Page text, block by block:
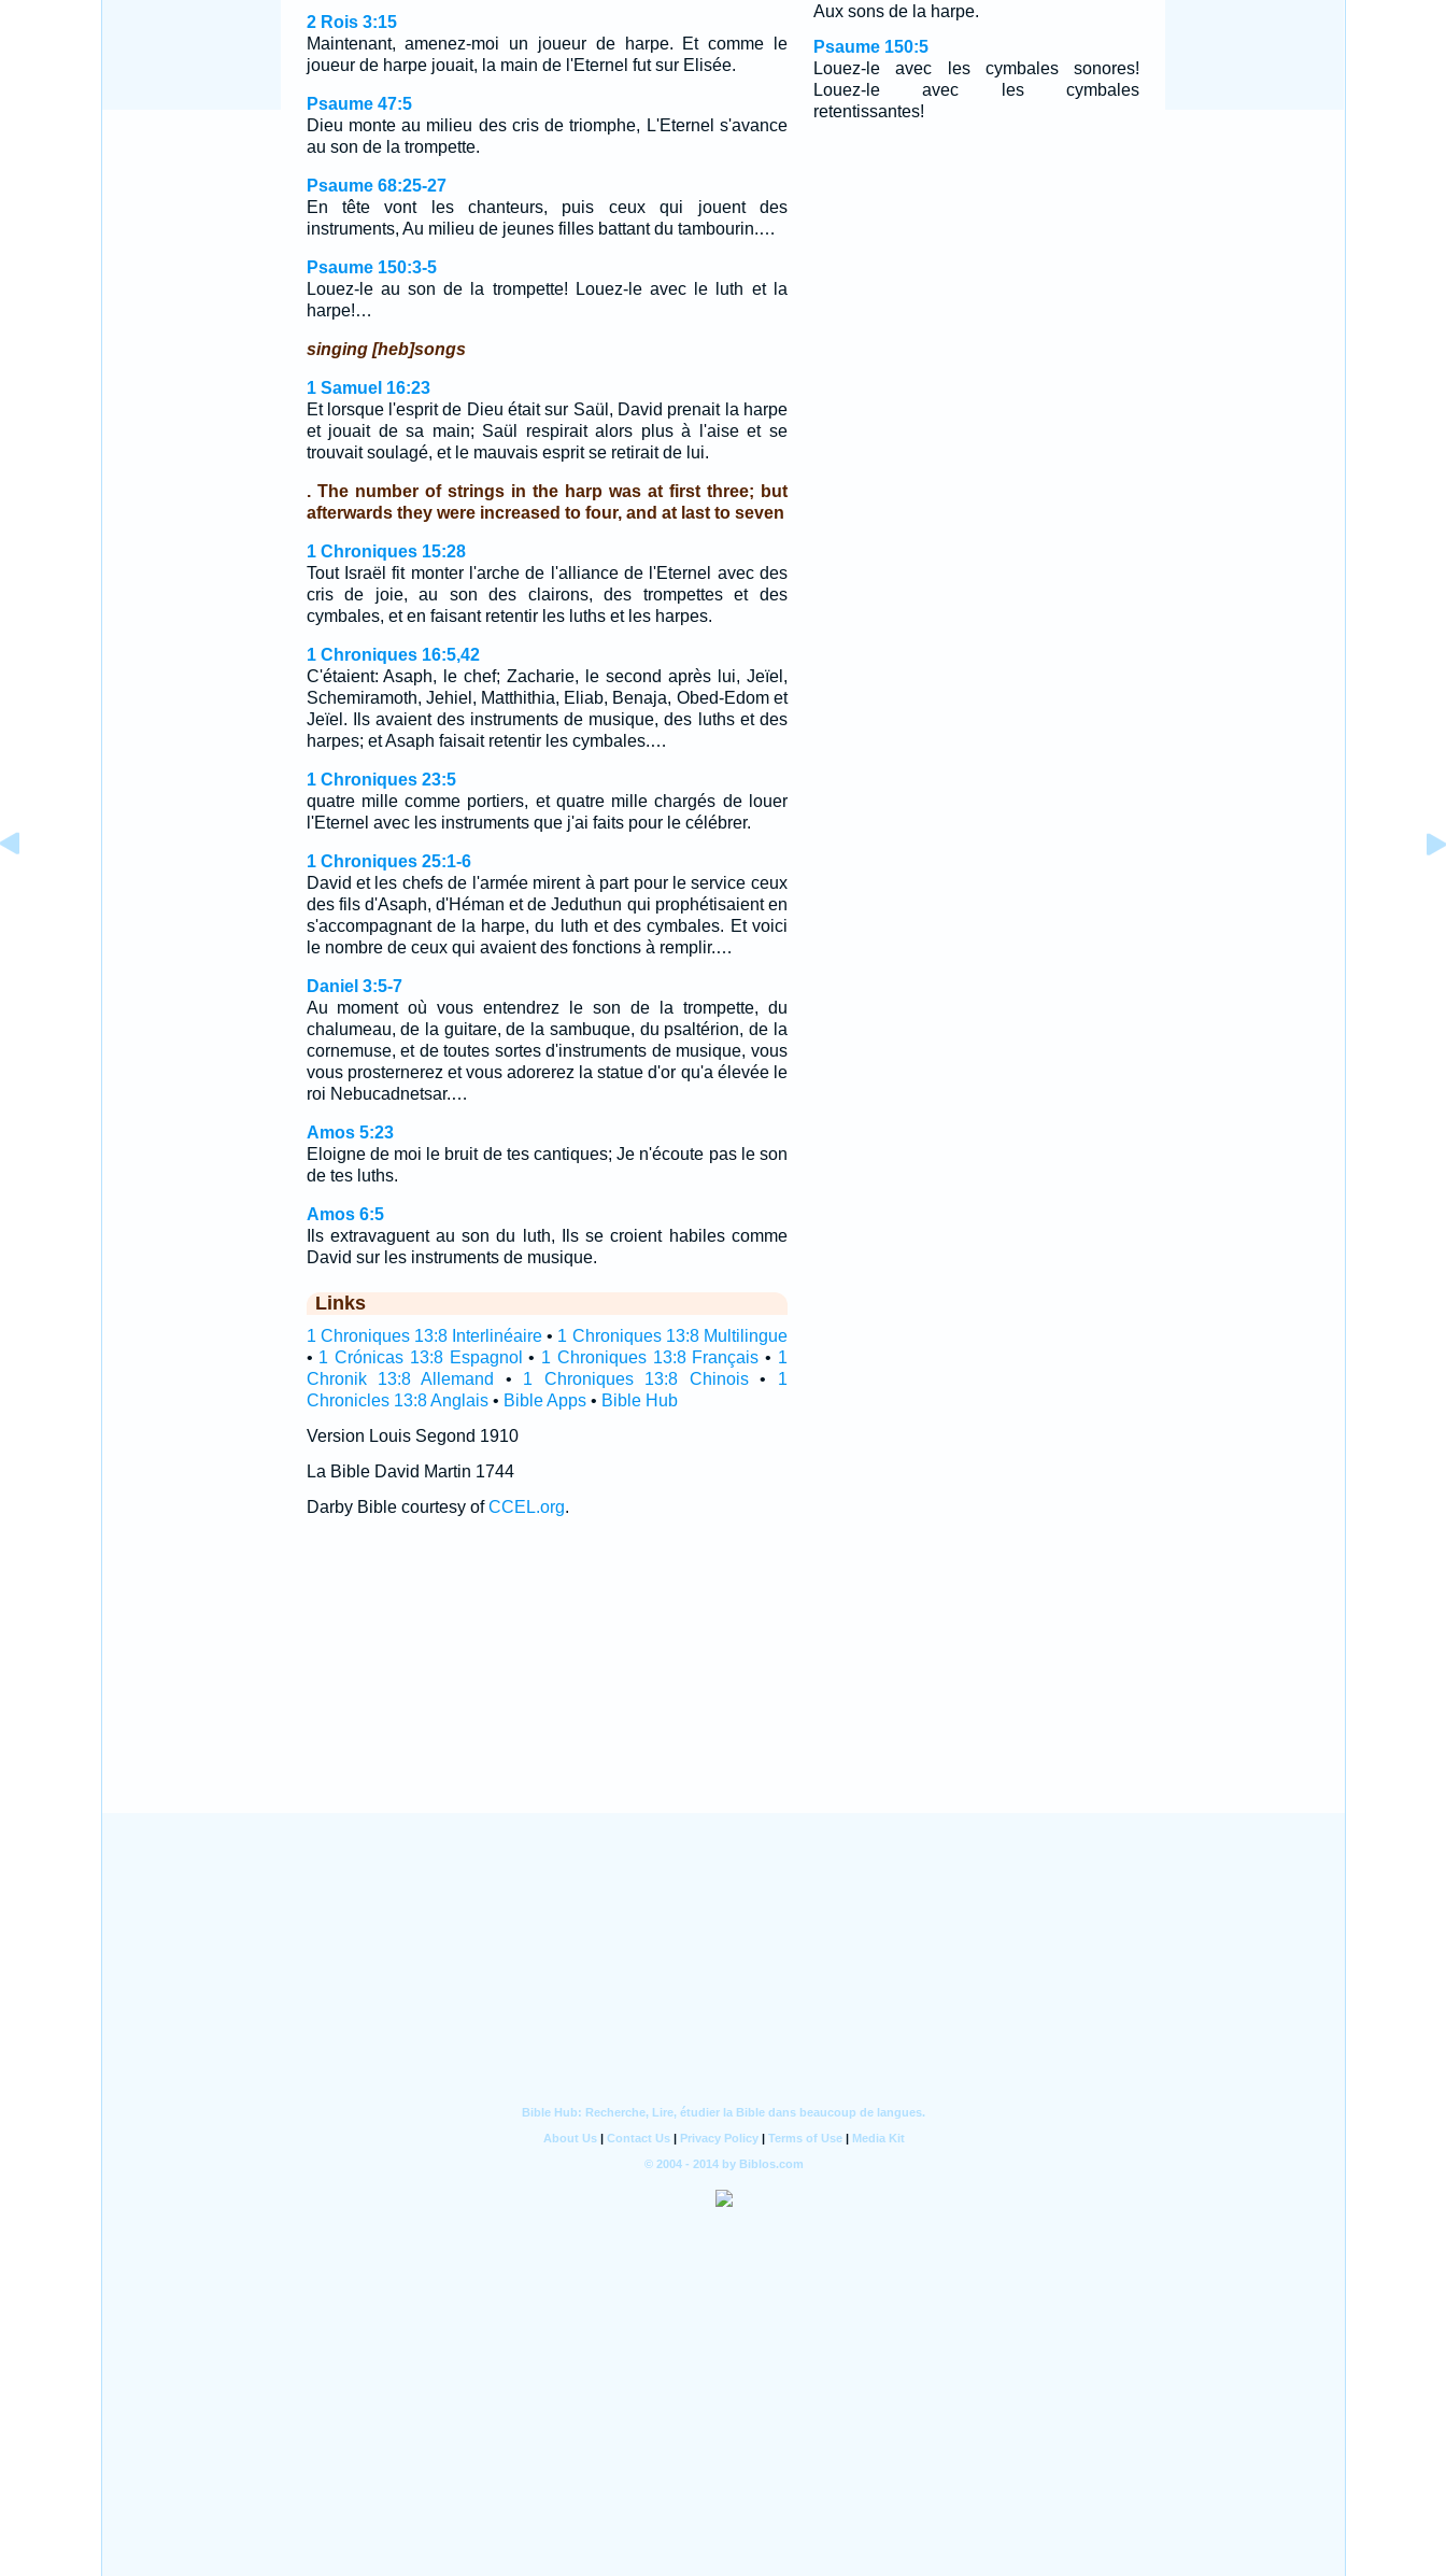
2 Rois 3:15
Maintenant, amenez-moi un joueur de harpe. Et comme le
joueur de harpe jouait, la main de l'Eternel fut sur Elisée.
Psaume 47:5
Dieu monte au milieu des cris de triomphe, L'Eternel s'avance
au son de la trompette.
Psaume 68:25-27
En tête vont les chanteurs, puis ceux qui jouent des
instruments, Au milieu de jeunes filles battant du tambourin.…
Psaume 150:3-5
Louez-le au son de la trompette! Louez-le avec le luth et la
harpe!…
singing [heb]songs
1 Samuel 16:23
Et lorsque l'esprit de Dieu était sur Saül, David prenait la harpe
et jouait de sa main; Saül respirait alors plus à l'aise et se
trouvait soulagé, et le mauvais esprit se retirait de lui.
. The number of strings in the harp was at first three; but
afterwards they were increased to four, and at last to seven
1 Chroniques 15:28
Tout Israël fit monter l'arche de l'alliance de l'Eternel avec des
cris de joie, au son des clairons, des trompettes et des
cymbales, et en faisant retentir les luths et les harpes.
1 Chroniques 16:5,42
C'étaient: Asaph, le chef; Zacharie, le second après lui, Jeïel,
Schemiramoth, Jehiel, Matthithia, Eliab, Benaja, Obed-Edom et
Jeïel. Ils avaient des instruments de musique, des luths et des
harpes; et Asaph faisait retentir les cymbales.…
1 Chroniques 23:5
quatre mille comme portiers, et quatre mille chargés de louer
l'Eternel avec les instruments que j'ai faits pour le célébrer.
1 Chroniques 25:1-6
David et les chefs de l'armée mirent à part pour le service ceux
des fils d'Asaph, d'Héman et de Jeduthun qui prophétisaient en
s'accompagnant de la harpe, du luth et des cymbales. Et voici
le nombre de ceux qui avaient des fonctions à remplir.…
Daniel 3:5-7
Au moment où vous entendrez le son de la trompette, du
chalumeau, de la guitare, de la sambuque, du psaltérion, de la
cornemuse, et de toutes sortes d'instruments de musique, vous
vous prosternerez et vous adorerez la statue d'or qu'a élevée le
roi Nebucadnetsar.…
Amos 5:23
Eloigne de moi le bruit de tes cantiques; Je n'écoute pas le son
de tes luths.
Amos 6:5
Ils extravaguent au son du luth, Ils se croient habiles comme
David sur les instruments de musique.
Links
1 Chroniques 13:8 Interlinéaire • 1 Chroniques 13:8 Multilingue
• 1 Crónicas 13:8 Espagnol • 1 Chroniques 13:8 Français • 1
Chronik 13:8 Allemand
• 1 Chroniques 13:8 Chinois• 1
Chronicles 13:8 Anglais• Bible Apps• Bible Hub
Version Louis Segond 1910
La Bible David Martin 1744
Darby Bible courtesy ofCCEL.org.
Aux sons de la harpe.
Psaume 150:5
Louez-le avec les cymbales sonores!
Louez-le avec les cymbales
retentissantes!